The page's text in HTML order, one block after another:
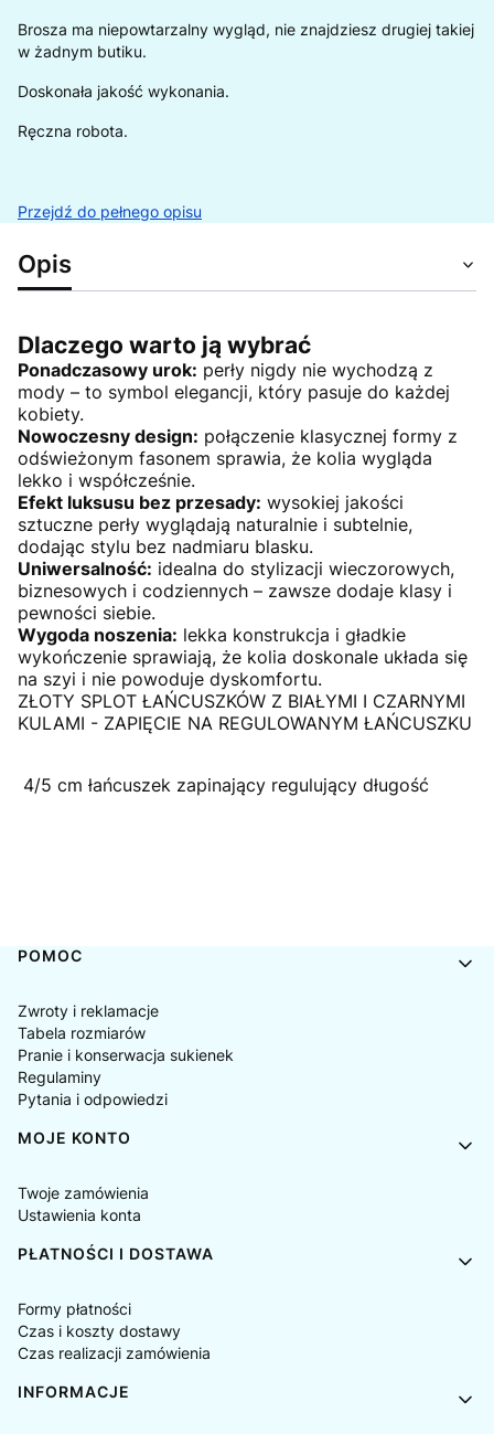
Brosza ma niepowtarzalny wygląd, nie znajdziesz drugiej takiej
w żadnym butiku.
Doskonała jakość wykonania.
Ręczna robota.
Przejdź do pełnego opisu
Opis
Dlaczego warto ją wybrać
Ponadczasowy urok: perły nigdy nie wychodzą z
mody – to symbol elegancji, który pasuje do każdej
kobiety.
Nowoczesny design: połączenie klasycznej formy z
odświeżonym fasonem sprawia, że kolia wygląda
lekko i współcześnie.
Efekt luksusu bez przesady: wysokiej jakości
sztuczne perły wyglądają naturalnie i subtelnie,
dodając stylu bez nadmiaru blasku.
Uniwersalność: idealna do stylizacji wieczorowych,
biznesowych i codziennych – zawsze dodaje klasy i
pewności siebie.
Wygoda noszenia: lekka konstrukcja i gładkie
wykończenie sprawiają, że kolia doskonale układa się
na szyi i nie powoduje dyskomfortu.
ZŁOTY SPLOT ŁAŃCUSZKÓW Z BIAŁYMI I CZARNYMI
KULAMI - ZAPIĘCIE NA REGULOWANYM ŁAŃCUSZKU
4/5 cm łańcuszek zapinający regulujący długość
Linki w stopce
POMOC
Zwroty i reklamacje
Tabela rozmiarów
Pranie i konserwacja sukienek
Regulaminy
Pytania i odpowiedzi
MOJE KONTO
Twoje zamówienia
Ustawienia konta
PŁATNOŚCI I DOSTAWA
Formy płatności
Czas i koszty dostawy
Czas realizacji zamówienia
INFORMACJE